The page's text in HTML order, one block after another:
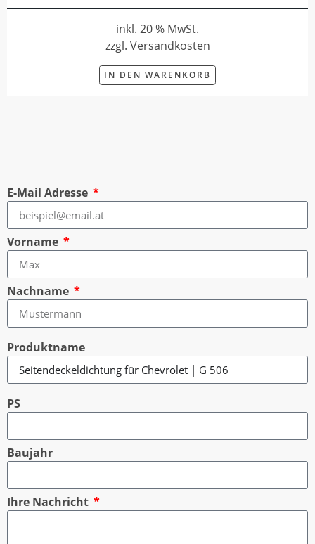
inkl. 20 % MwSt.
zzgl. Versandkosten
IN DEN WARENKORB
E-Mail Adresse
Vorname
Nachname
Produktname
PS
Baujahr
Ihre Nachricht